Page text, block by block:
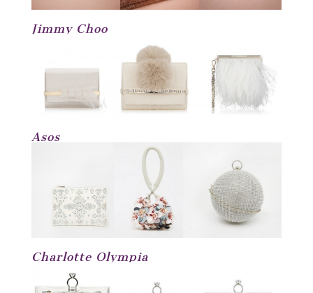
Jimmy Choo
Asos
Charlotte Olympia